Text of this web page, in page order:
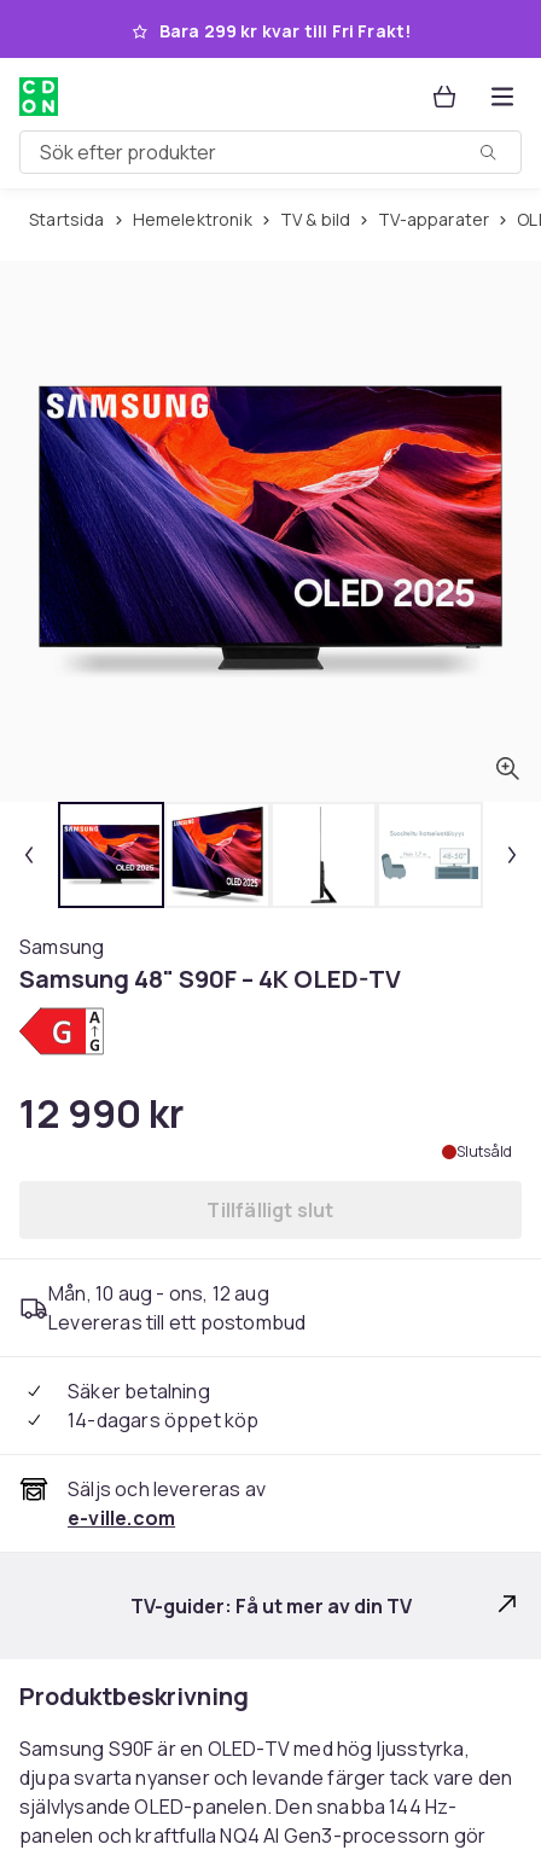
Hoppa till huvudinnehållet
Bara 299 kr kvar till Fri Frakt!
Sök efter produkter
Startsida Hemelektronik TV & bild TV-apparater
Samsung
Samsung 48" S90F – 4K OLED-TV
12 990 kr
Slutsåld
Tillfälligt slut
Mån, 10 aug - ons, 12 aug
Levereras till ett postombud
Säker betalning
14-dagars öppet köp
Säljs och levereras av
e-ville.com
TV-guider: Få ut mer av din TV
Produktbeskrivning
Samsung S90F är en OLED-TV med hög ljusstyrka,
djupa svarta nyanser och levande färger tack vare den
självlysande OLED-panelen. Den snabba 144 Hz-
panelen och kraftfulla NQ4 AI Gen3-processorn gör